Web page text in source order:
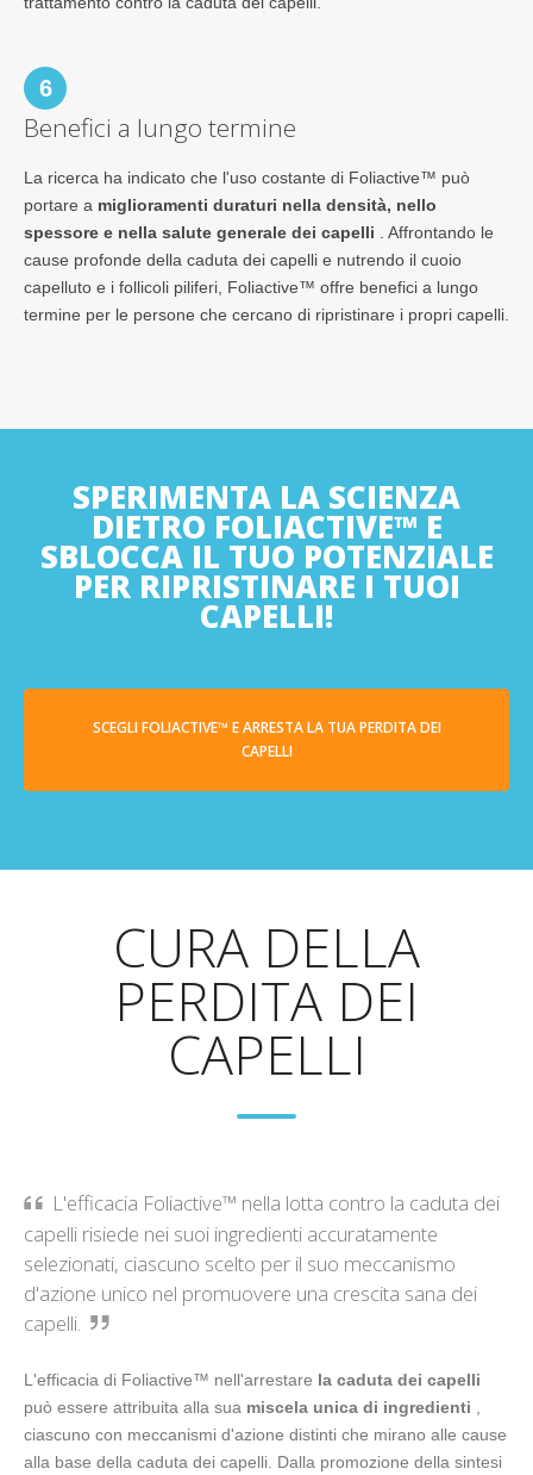
6
Benefici a lungo termine
La ricerca ha indicato che l'uso costante di Foliactive™ può
portare a miglioramenti duraturi nella densità, nello
spessore e nella salute generale dei capelli . Affrontando le
cause profonde della caduta dei capelli e nutrendo il cuoio
capelluto e i follicoli piliferi, Foliactive™ offre benefici a lungo
termine per le persone che cercano di ripristinare i propri capelli.
SPERIMENTA LA SCIENZA
DIETRO FOLIACTIVE™ E
SBLOCCA IL TUO POTENZIALE
PER RIPRISTINARE I TUOI
CAPELLI!
SCEGLI FOLIACTIVE™ E ARRESTA LA TUA PERDITA DEI
CAPELLI
CURA DELLA
PERDITA DEI
CAPELLI
L'efficacia Foliactive™ nella lotta contro la caduta dei
capelli risiede nei suoi ingredienti accuratamente
selezionati, ciascuno scelto per il suo meccanismo
d'azione unico nel promuovere una crescita sana dei
capelli.
L'efficacia di Foliactive™ nell'arrestare la caduta dei capelli
può essere attribuita alla sua miscela unica di ingredienti
ciascuno con meccanismi d'azione distinti che mirano alle cause
alla base della caduta dei capelli. Dalla promozione della sintesi